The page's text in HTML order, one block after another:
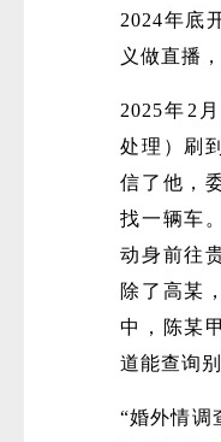
2024年底
义做直播
2025年2
处理）刷
信了他，
找一辆车
动身前往
除了高某
中，陈某
道能查询
“婚外情调